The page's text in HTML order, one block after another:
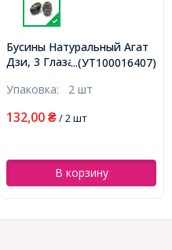
...(УТ100016407)
Бусины Натуральный Агат
Дзи, 3 Глаза, Овал,
оливковый, 20-22x14-15мм,
(УТ100016407)
Упаковка: 2 шт
132,00 ₴/ 2 шт
В корзину